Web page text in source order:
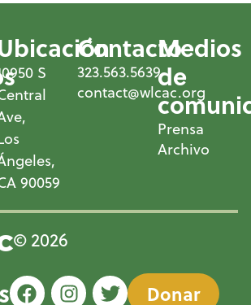
S
90059
Contacto
323.563.5639
contact@wlcac.org
Medios
de
Prensa
Archivo
© 2026
Donar